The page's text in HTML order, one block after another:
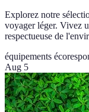
Explorez notre
voyager léger. Vivez
respectueuse de
équipements
Aug 5